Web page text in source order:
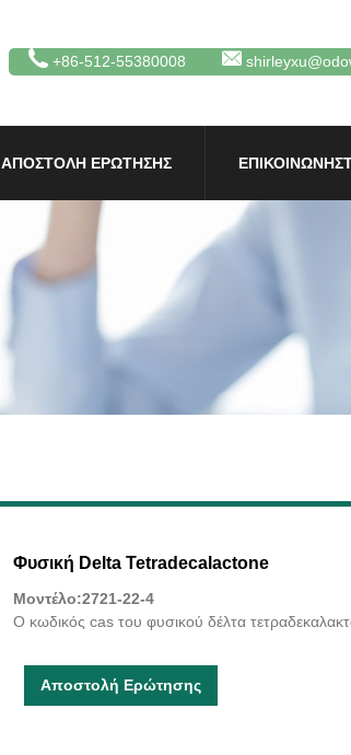
+86-512-55380008
ΑΠΟΣΤΟΛΉ ΕΡΏΤΗΣΗΣ
Φυσική Delta Tetradecalactone
Μοντέλο:2721-22-4
Ο κωδικός cas του φυσικού δέλτα
Αποστολή Ερώτησης